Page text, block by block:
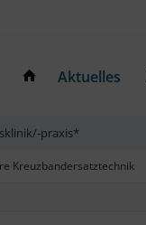
Aktuelles
praxis*
Kreuzbandersatztechnik